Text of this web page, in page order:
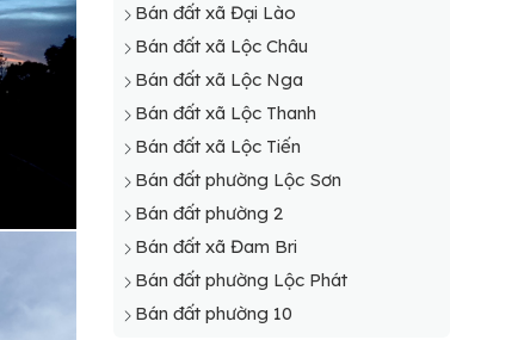
Bán đất xã Đại Lào
Bán đất xã Lộc Châu
Bán đất xã Lộc Nga
Bán đất xã Lộc Thanh
Bán đất xã Lộc Tiến
Bán đất phường Lộc Sơn
Bán đất phường 2
Bán đất xã Đam Bri
Bán đất phường Lộc Phát
Bán đất phường 10